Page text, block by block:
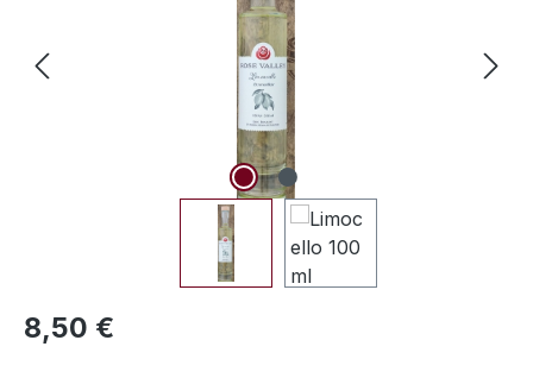
Regulärer Preis:
8,50 €